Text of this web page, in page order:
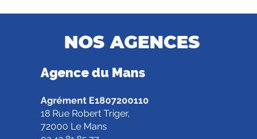
NOS AGENCES
Agence du Mans
Agrément E1807200110
18 Rue Robert Triger,
72000 Le Mans